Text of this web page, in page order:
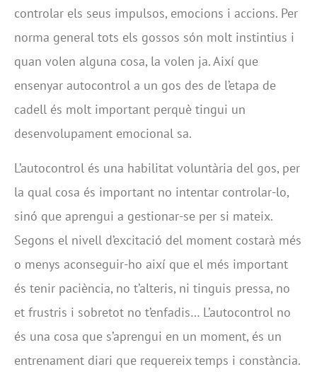
controlar els seus impulsos, emocions i accions. Per
norma general tots els gossos són molt instintius i
quan volen alguna cosa, la volen ja. Així que
ensenyar autocontrol a un gos des de l’etapa de
cadell és molt important perquè tingui un
desenvolupament emocional sa.
L’autocontrol és una habilitat voluntària del gos, per
la qual cosa és important no intentar controlar-lo,
sinó que aprengui a gestionar-se per si mateix.
Segons el nivell d’excitació del moment costarà més
o menys aconseguir-ho així que el més important
és tenir paciència, no t’alteris, ni tinguis pressa, no
et frustris i sobretot no t’enfadis… L’autocontrol no
és una cosa que s’aprengui en un moment, és un
entrenament diari que requereix temps i constància.